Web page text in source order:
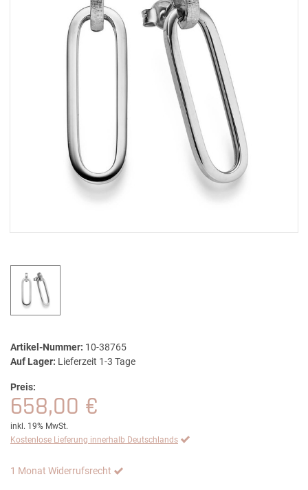
Artikel-Nummer: 10-38765
Auf Lager: Lieferzeit 1-3 Tage
Preis:
658,00 €
inkl. 19% MwSt.
Kostenlose Lieferung innerhalb Deutschlands
1 Monat Widerrufsrecht